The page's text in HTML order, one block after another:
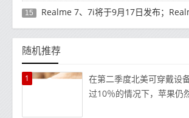
15 Realme 7、7i将于9月17日发布；Realme 7i的完
随机推荐
1
在第二季度北美可穿戴设
过10％的情况下，苹果仍